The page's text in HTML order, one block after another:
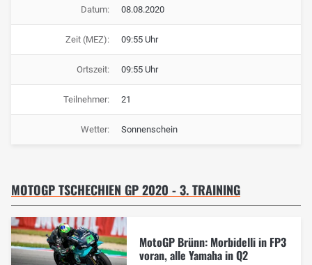
Datum: 08.08.2020
Zeit (MEZ): 09:55 Uhr
Ortszeit: 09:55 Uhr
Teilnehmer: 21
Wetter: Sonnenschein
MOTOGP TSCHECHIEN GP 2020 - 3. TRAINING
MotoGP Brünn: Morbidelli in FP3
voran, alle Yamaha in Q2